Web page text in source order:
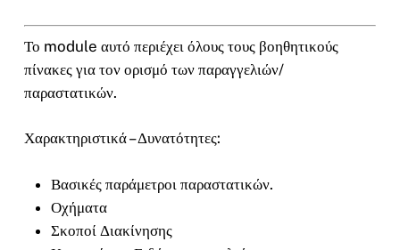
Το module αυτό περιέχει όλους τους βοηθητικούς
πίνακες για τον ορισμό των παραγγελιών/
παραστατικών.
Χαρακτηριστικά – Δυνατότητες:
Βασικές παράμετροι παραστατικών.
Οχήματα
Σκοποί Διακίνησης